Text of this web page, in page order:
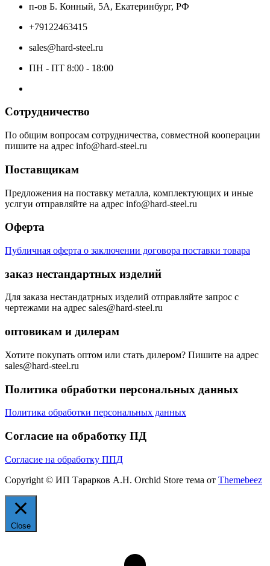
п-ов Б. Конный, 5А, Екатеринбург, РФ
+79122463415
sales@hard-steel.ru
ПН - ПТ 8:00 - 18:00
Сотрудничество
По общим вопросам сотрудничества, совместной кооперации
пишите на адрес info@hard-steel.ru
Поставщикам
Предложения на поставку металла, комплектующих и иные
услгуи отправляйте на адрес info@hard-steel.ru
Оферта
Публичная оферта о заключении договора поставки товара
заказ нестандартных изделий
Для заказа нестандатрных изделий отправляйте запрос с
чертежами на адрес sales@hard-steel.ru
оптовикам и дилерам
Хотите покупать оптом или стать дилером? Пишите на адрес
sales@hard-steel.ru
Политика обработки персональных данных
Политика обработки персональных данных
Согласие на обработку ПД
Согласие на обработку ППД
Copyright © ИП Тарарков А.Н. Orchid Store тема от Themebeez
Close